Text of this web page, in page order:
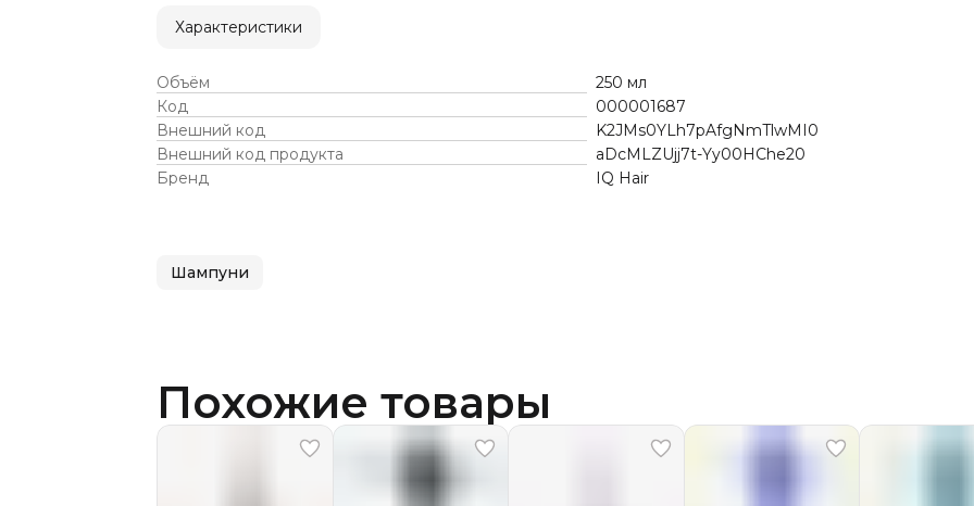
Характеристики
Объём
250 мл
Код
000001687
Внешний код
K2JMs0YLh7pAfgNmTlwMI0
Внешний код продукта
aDcMLZUjj7t-Yy00HChe20
Бренд
IQ Hair
Шампуни
Похожие товары